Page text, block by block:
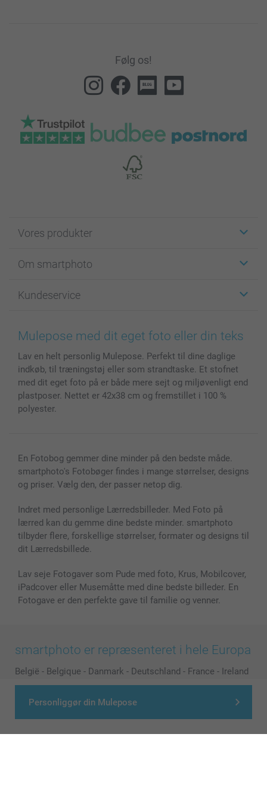
Personliggør din Mulepose
Følg os!
Vores produkter
Fotokort
Fotobøger
Billeder, Plakater & Fotohæfter
Cover til mobil & tablet
MyNameBook
Fotokalender & Kalenderbog
Fotorammer & Tilbehør
Alle fotoprodukter
Om smartphoto
For affiliate
Cookie Policy
Sitemap
Betingelser og garantier
Investor Relations
Kundeservice
100% tilfredshedsgaranti
smartbonus
Priser & betaling
Status for ordrer
Mulepose med dit eget foto eller din teks
Lav en helt personlig Mulepose. Perfekt til dine daglige
indkøb, til træningstøj eller som strandtaske. Et stofnet
med dit eget foto på er både mere sejt og miljøvenligt end
plastposer. Nettet er 42x38 cm og fremstillet i 100 %
polyester.
En Fotobog gemmer dine minder på den bedste måde.
smartphoto's Fotobøger findes i mange størrelser, designs
og priser. Vælg den, der passer netop dig.
Indret med personlige Lærredsbilleder. Med Foto på
lærred kan du gemme dine bedste minder. smartphoto
tilbyder flere, forskellige størrelser, formater og designs til
dit Lærredsbillede.
Lav seje Fotogaver som Pude med foto, Krus, Mobilcover,
iPadcover eller Musemåtte med dine bedste billeder. En
Fotogave er den perfekte gave til familie og venner.
smartphoto er repræsenteret i hele Europa
België - Belgique - Danmark - Deutschland - France - Ireland
- Nederland - Norge - Österreich - Schweiz - Suisse -
Switzerland - Suomi Sverige -